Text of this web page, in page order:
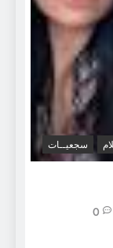
سجعيــات
0